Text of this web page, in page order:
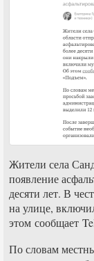
Жители села
появление
десяти лет. В
на улице,
этом сообщает
По словам